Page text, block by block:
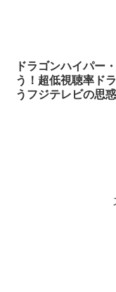
ドラゴンハイパー
う！超低視聴率ド
うフジテレビの思惑